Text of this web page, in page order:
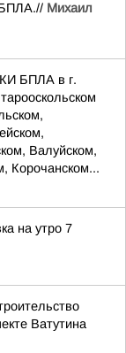
БПЛА.// Михаил
БПЛА в г.
Валуйском,
Корочанском...
на утро 7
Ватутина